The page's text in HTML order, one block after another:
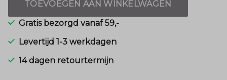
TOEVOEGEN AAN WINKELWAGEN
Gratis bezorgd vanaf 59,-
Levertijd 1-3 werkdagen
14 dagen retourtermijn